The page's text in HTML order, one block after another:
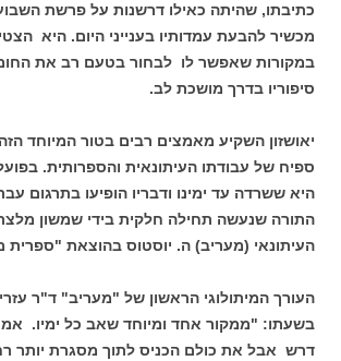
כתיבתו, שהיתה כאילו דרשנות על פרשת
מכשיר להבעת עמדותיו בענייני היום. היא
במקורות שאפשר לו לבחור בטעם רב את
סיפוריו בדרך מושכת לב.
יאושזון השקיע מאמצים רבים בטור המיוחד
ספיח של עבודתו העיתונאית והספרותית. בפועל
היא ששרדה עד ימינו ודבריו הופיעו בתרגום
התורה שנעשה תחילה חלקית בידי שמשון מלצר
העיתונאי (מעריב) ה. יוסטוס בהוצאת "ספרית
העורך המיתולוגי הראשון של "מעריב" ד"ר
בשעתו: "ממקור אחד ומיוחד שאב כל ימיו. אמנם
דרש אבל את כולם הכניס לתוך מסגרת יותר